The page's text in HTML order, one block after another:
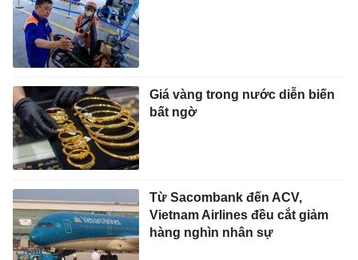
Giá vàng trong nước diễn biến
bất ngờ
Từ Sacombank đến ACV,
Vietnam Airlines đều cắt giảm
hàng nghìn nhân sự